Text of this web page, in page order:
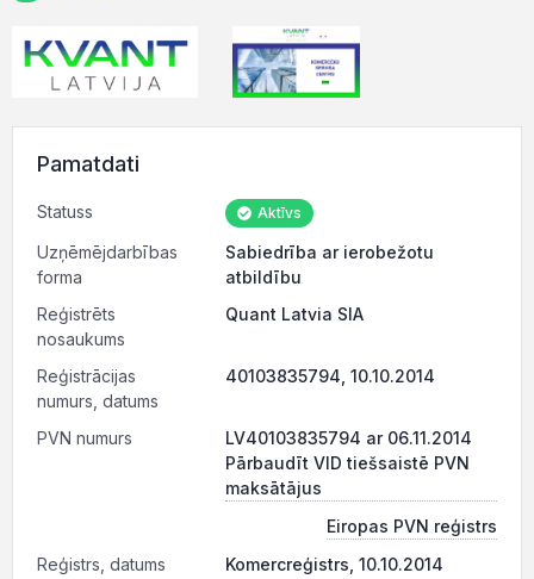
Pamatdati
Statuss Aktīvs
Uzņēmējdarbības
forma
Sabiedrība ar ierobežotu
atbildību
Reģistrēts
nosaukums
Quant Latvia SIA
Reģistrācijas
numurs, datums
40103835794, 10.10.2014
PVN numurs
LV40103835794 ar 06.11.2014
Pārbaudīt VID tiešsaistē PVN
maksātājus
Eiropas PVN reģistrs
Reģistrs, datums
Komercreģistrs, 10.10.2014